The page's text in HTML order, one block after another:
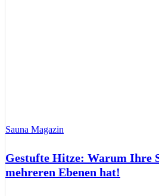
Sauna Magazin
Gestufte Hitze: Warum Ihre
mehreren Ebenen hat!